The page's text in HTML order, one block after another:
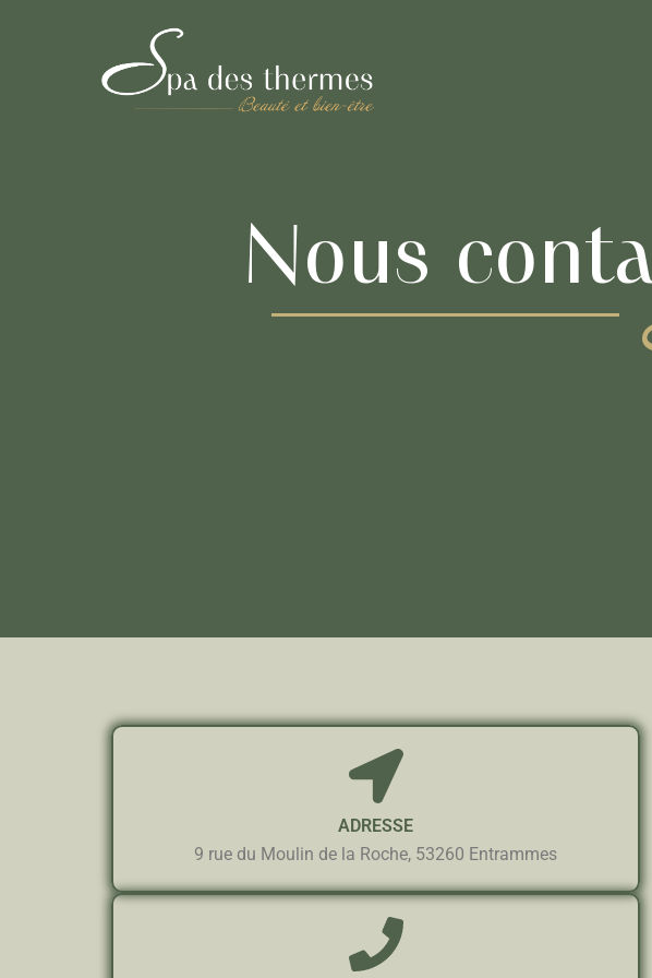
Nous
ADRESSE
9 rue du Moulin de la Roche, 53260 Entrammes